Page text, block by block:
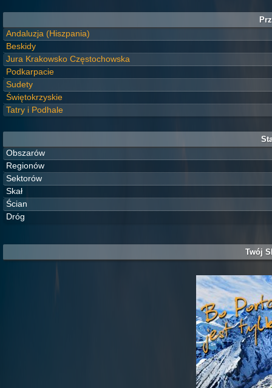
Andaluzja (Hiszpania)
Beskidy
Jura Krakowsko Częstochowska
Podkarpacie
Sudety
Świętokrzyskie
Tatry i Podhale
Obszarów
Regionów
Sektorów
Skał
Ścian
Dróg
Twój